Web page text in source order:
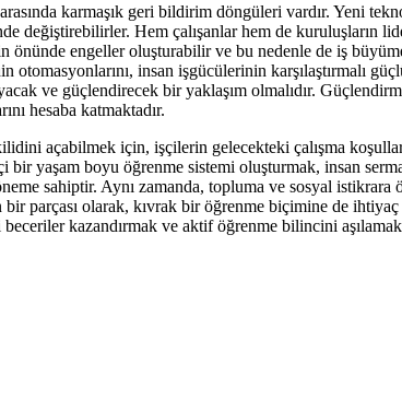
karmaşık geri bildirim döngüleri vardır. Yeni
değiştirebilirler. Hem çalışanlar hem de kuruluşların
önünde engeller oluşturabilir ve bu nedenle de iş
otomasyonlarını, insan işgücülerinin karşılaştırmalı
ve güçlendirecek bir yaklaşım olmalıdır.
hesaba katmaktadır.
açabilmek için, işçilerin gelecekteki çalışma
bir yaşam boyu öğrenme sistemi oluşturmak, insan
sahiptir. Aynı zamanda, topluma ve sosyal istikrara
bir parçası olarak, kıvrak bir öğrenme biçimine de
beceriler kazandırmak ve aktif öğrenme bilincini